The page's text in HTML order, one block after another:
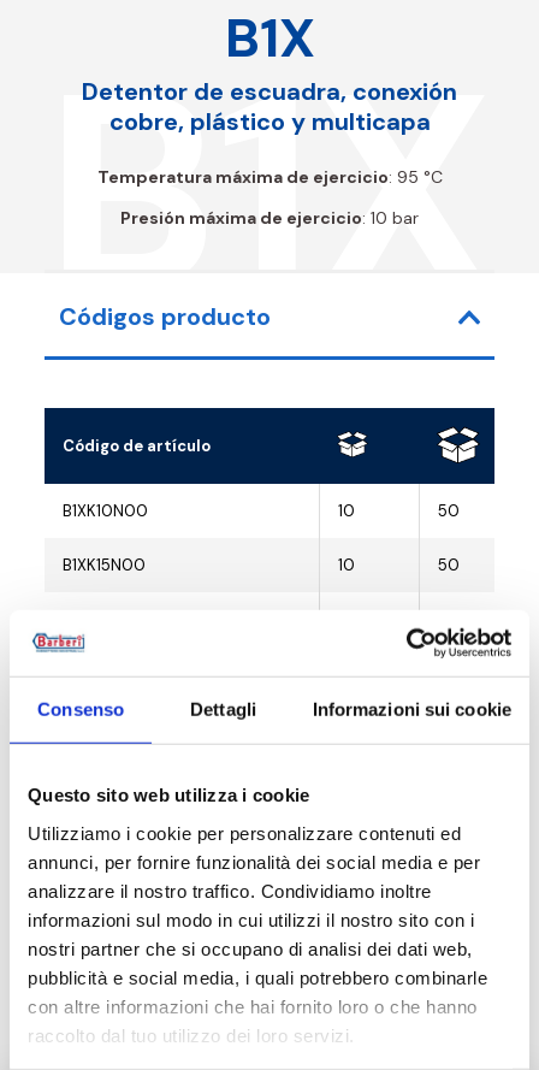
Consenso Dettagli Informazioni sui cookie
Questo sito web utilizza i cookie
Utilizziamo i cookie per personalizzare contenuti ed
annunci, per fornire funzionalità dei social media e per
analizzare il nostro traffico. Condividiamo inoltre
informazioni sul modo in cui utilizzi il nostro sito con i
nostri partner che si occupano di analisi dei dati web,
pubblicità e social media, i quali potrebbero combinarle
con altre informazioni che hai fornito loro o che hanno
raccolto dal tuo utilizzo dei loro servizi.
B1X
B1X
Detentor de escuadra, conexión
cobre, plástico y multicapa
Temperatura máxima de ejercicio: 95 °C
Presión máxima de ejercicio: 10 bar
Códigos producto
Código de artículo
B1XK10N00 10 50
B1XK15N00 10 50
B1XK15N0P 10 50
Documentación
Pieza de repuesto